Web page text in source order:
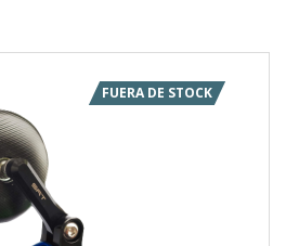
FUERA DE STOCK